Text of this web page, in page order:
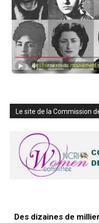
Le site de la Commission
Des dizaines de